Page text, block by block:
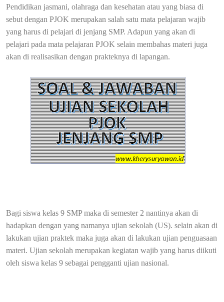
Pendidikan jasmani, olahraga dan kesehatan atau yang biasa di
sebut dengan PJOK merupakan salah satu mata pelajaran wajib
yang harus di pelajari di jenjang SMP. Adapun yang akan di
pelajari pada mata pelajaran PJOK selain membahas materi juga
akan di realisasikan dengan prakteknya di lapangan.
Bagi siswa kelas 9 SMP maka di semester 2 nantinya akan di
hadapkan dengan yang namanya ujian sekolah (US). selain akan di
lakukan ujian praktek maka juga akan di lakukan ujian penguasaan
materi. Ujian sekolah merupakan kegiatan wajib yang harus diikuti
oleh siswa kelas 9 sebagai pengganti ujian nasional.